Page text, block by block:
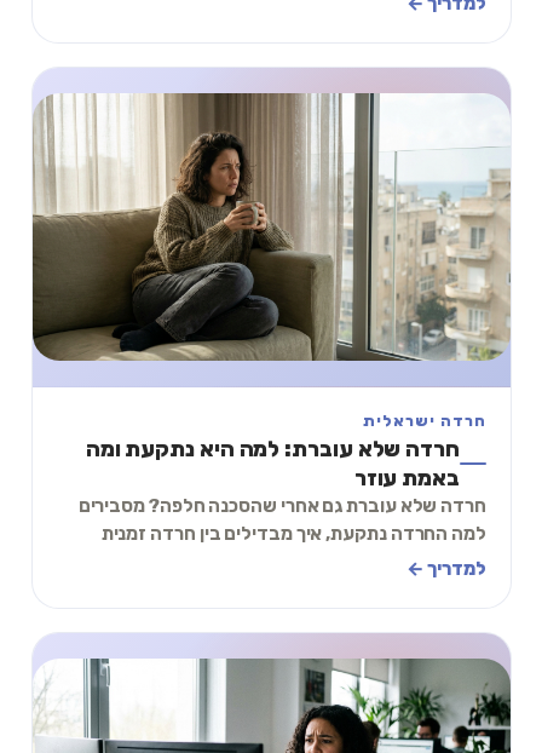
חרדה ישראלית
חרדה שלא עוברת: למה היא נתקעת ומה
באמת עוזר
חרדה שלא עוברת גם אחרי שהסכנה חלפה? מסבירים
למה החרדה נתקעת, איך מבדילים בין חרדה זמנית
לכרונית, ותרגיל של דקותיים שמתחיל להרגיע כבר עכשיו.
למדריך ←